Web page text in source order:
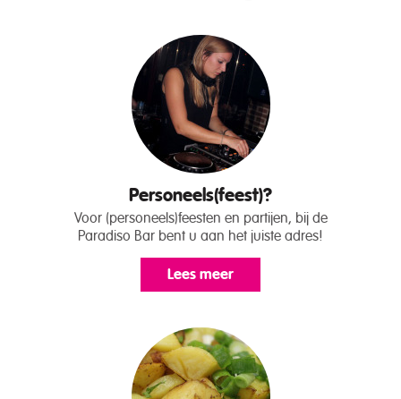
Personeels(feest)?
Voor (personeels)feesten en partijen, bij de
Paradiso Bar bent u aan het juiste adres!
Lees meer